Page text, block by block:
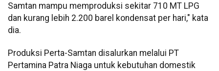
Samtan mampu memproduksi sekitar 710 MT LPG
dan kurang lebih 2.200 barel kondensat per hari," kata
dia.
Produksi Perta-Samtan disalurkan melalui PT
Pertamina Patra Niaga untuk kebutuhan domestik